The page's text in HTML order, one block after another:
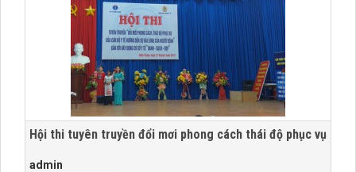
Hội thi tuyên truyền đổi mơi phong cách thái độ phục vụ
admin